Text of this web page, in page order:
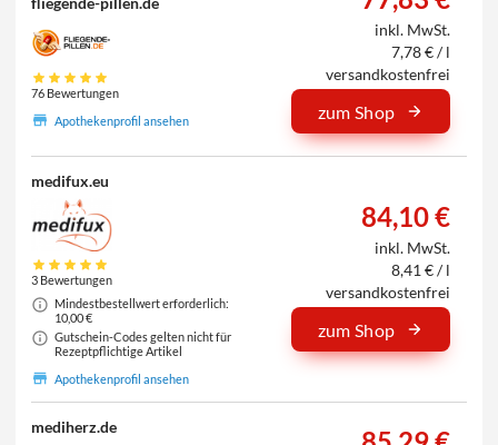
76 Bewertungen
Apothekenprofil ansehen
inkl. MwSt.
7,78 € / l
versandkostenfrei
zum Shop
medifux.eu
3 Bewertungen
Mindestbestellwert erforderlich:
10,00 €
Gutschein-Codes gelten nicht für
Rezeptpflichtige Artikel
Apothekenprofil ansehen
84,10 €
inkl. MwSt.
8,41 € / l
versandkostenfrei
zum Shop
mediherz.de